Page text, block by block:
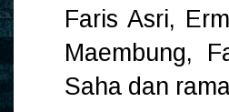
Faris Asri,
Maembung,
Saha dan